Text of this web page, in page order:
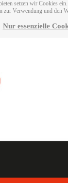
setzen wir Cookies
zur Verwendung und den
Nur essenzielle